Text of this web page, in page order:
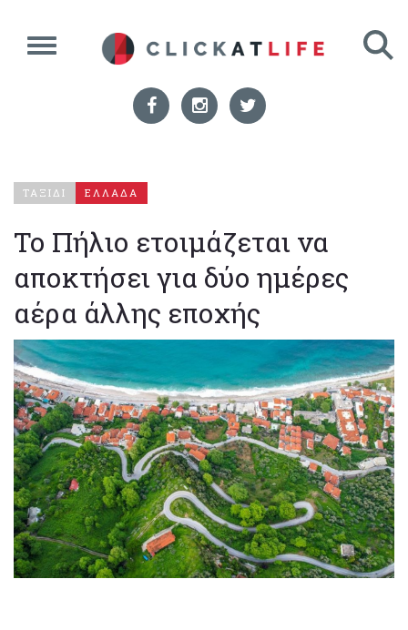
ΤΑΞΙΔΙ ΕΛΛΑΔΑ
Το Πήλιο ετοιμάζεται να
αποκτήσει για δύο ημέρες
αέρα άλλης εποχής